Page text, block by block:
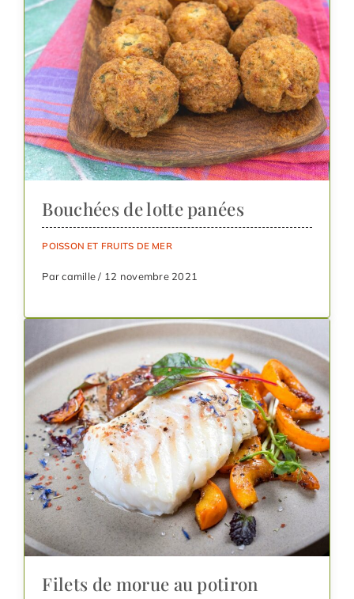
Bouchées de lotte panées
POISSON ET FRUITS DE MER
Par camille / 12 novembre 2021
Filets de morue au potiron